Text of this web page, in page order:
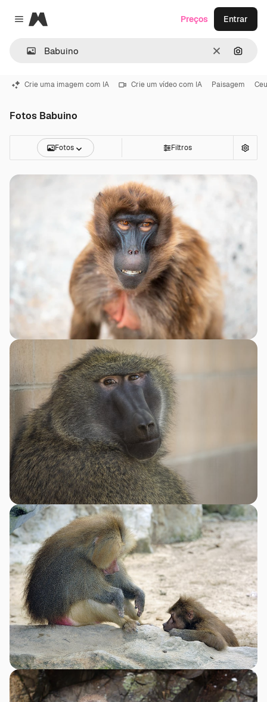
Close menu
Magnific
Limpar
Preços Entrar
Crie uma imagem com IA Crie um vídeo com IA Paisagem Ceu
Fotos Babuino
Fotos Filtros